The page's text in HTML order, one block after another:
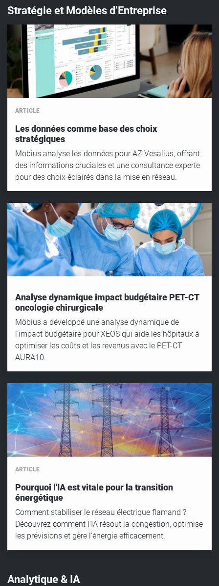
Stratégie et Modèles d’Entreprise
ARTICLE
Les données comme base des choix
stratégiques
Möbius analyse les données pour AZ Vesalius, offrant
des informations cruciales et une consultance experte
pour des choix éclairés dans la mise en réseau.
Analyse dynamique impact budgétaire PET-CT
oncologie chirurgicale
Möbius a développé une analyse dynamique de
l'impact budgétaire pour XEOS qui aide les hôpitaux à
optimiser les coûts et les revenus avec le PET-CT
AURA10.
ARTICLE
Pourquoi l'IA est vitale pour la transition
énergétique
Comment stabiliser le réseau électrique flamand ?
Découvrez comment l'IA résout la congestion, optimise
les prévisions et gère l'énergie efficacement.
Analytique & IA